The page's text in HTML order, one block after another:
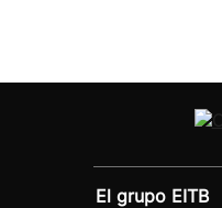
El grupo EITB